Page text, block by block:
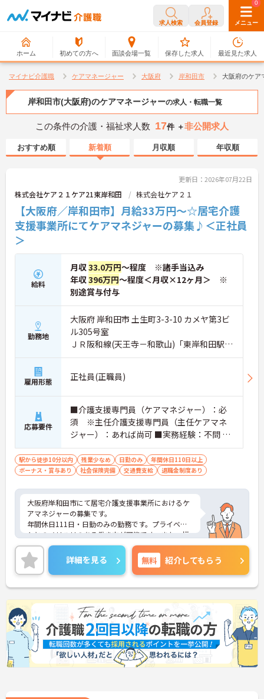
求人検索 会員登録 メニュー
ホーム 初めての方へ 面談会場一覧
0
保存した求人
0
最近見た求人
マイナビ介護職 ケアマネージャー 大阪府 岸和田市 大阪府のケア
岸和田市(大阪府)のケアマネージャーの求人・転職一覧
この条件の介護・福祉求人数 17件 ＋非公開求人
おすすめ順 新着順 月収順 年収順
更新日：2026年07月22日
株式会社ケア２１ケア21東岸和田 株式会社ケア２１
【大阪府／岸和田市】月給33万円～☆居宅介護
支援事業所にてケアマネジャーの募集♪＜正社員
＞
給料
月収33.0万円～程度 ※諸手当込み
年収396万円～程度＜月収×12ヶ月＞ ※
別途賞与付与
勤務地
大阪府 岸和田市 土生町3-3-10 カメヤ第3ビ
ル305号室
ＪＲ阪和線(天王寺－和歌山)「東岸和田駅」
徒歩5分
雇用形態 正社員(正職員)
応募要件
■介護支援専門員（ケアマネジャー）：必
須 ※主任介護支援専門員（主任ケアマネ
ジャー）：あれば尚可 ■実務経験：不問 ※
PCスキル：Excel・Wordなど
駅から徒歩10分以内 残業少なめ 日勤のみ
年間休日110日以上
ボーナス・賞与あり
社会保険完備 交通費支給 退職金制度あり
大阪府岸和田市にて居宅介護支援事業所におけるケ
アマネジャーの募集です。
年間休日111日・日勤のみの勤務です。プライベー
トとのメリハリのある働き方が可能です。また、福
利厚生が充実しています。働きやすい環境が整って
おり、安心して長くご勤務いただけます。
ご興味のある方には、面接対策ポイントなど、さら
に詳細をご案内しますのでお気軽にご相談くださ
い！
詳細を見る 無料 紹介してもらう